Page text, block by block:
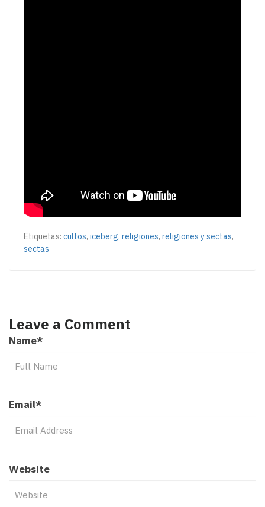
Etiquetas: cultos, iceberg, religiones, religiones y sectas,
sectas
Leave a Comment
Name*
Email*
Website